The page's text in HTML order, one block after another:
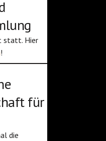
statt. Hier
!
für
die